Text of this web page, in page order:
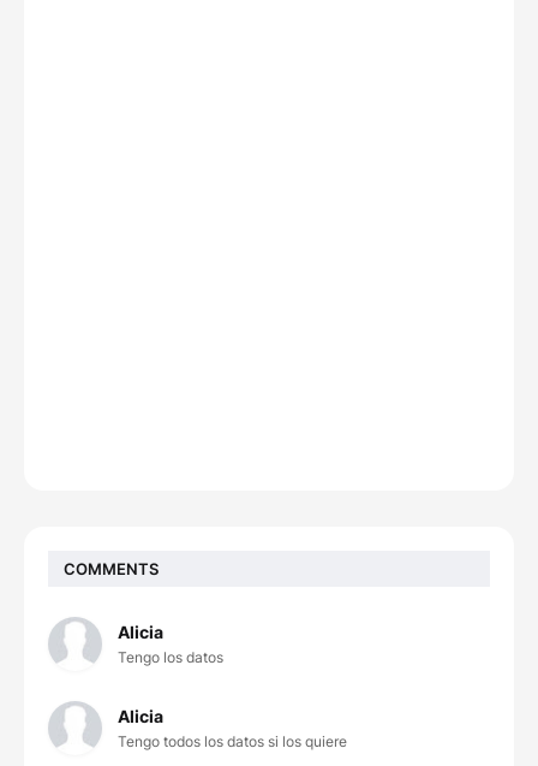
COMMENTS
Alicia
Tengo los datos
Alicia
Tengo todos los datos si los quiere